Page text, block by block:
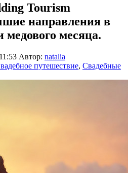
Tourism
направления в
медового месяца.
Автор: natalia
путешествие, Свадебные